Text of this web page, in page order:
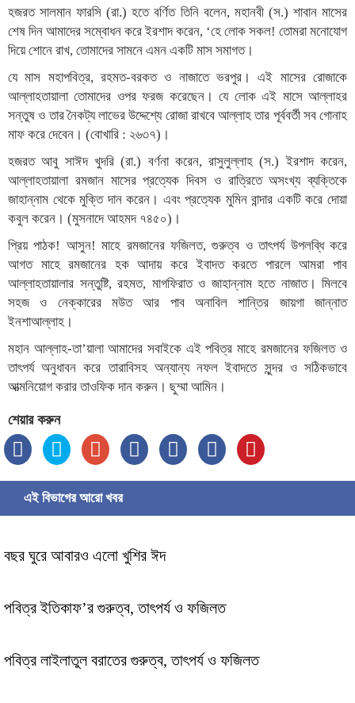
হজরত সালমান ফারসি (রা.) হতে বর্ণিত তিনি বলেন, মহানবী (স.) শাবান মাসের
শেষ দিন আমাদের সম্বোধন করে ইরশাদ করেন, ‘হে লোক সকল! তোমরা মনোযোগ
দিয়ে শোনে রাখ, তোমাদের সামনে এমন একটি মাস সমাগত।
যে মাস মহাপবিত্র, রহমত-বরকত ও নাজাতে ভরপুর। এই মাসের রোজাকে
আল্লাহতায়ালা তোমাদের ওপর ফরজ করেছেন। যে লোক এই মাসে আল্লাহর
সন্তুষ ও তার নৈকট্য লাভের উদ্দেশ্যে রোজা রাখবে আল্লাহ তার পূর্ববর্তী সব গোনাহ
মাফ করে দেবেন। (বোখারি : ২৬৩৭)।
হজরত আবু সাঈদ খুদরি (রা.) বর্ণনা করেন, রাসুলুল্লাহ (স.) ইরশাদ করেন,
আল্লাহতায়ালা রমজান মাসের প্রত্যেক দিবস ও রাত্রিতে অসংখ্য ব্যক্তিকে
জাহান্নাম থেকে মুক্তি দান করেন। এবং প্রত্যেক মুমিন বান্দার একটি করে দোয়া
কবুল করেন। (মুসনাদে আহমদ ৭৪৫০)।
প্রিয় পাঠক! আসুন! মাহে রমজানের ফজিলত, গুরুত্ব ও তাৎপর্য উপলব্ধি করে
আগত মাহে রমজানের হক আদায় করে ইবাদত করতে পারলে আমরা পাব
আল্লাহতায়ালার সন্তুষ্টি, রহমত, মাগফিরাত ও জাহান্নাম হতে নাজাত। মিলবে
সহজ ও নেক্কারের মউত আর পাব অনাবিল শান্তির জায়গা জান্নাত
ইনশাআল্লাহ।
মহান আল্লাহ-তা’য়ালা আমাদের সবাইকে এই পবিত্র মাহে রমজানের ফজিলত ও
তাৎপর্য অনুধাবন করে তারাবিসহ অন্যান্য নফল ইবাদতে সুন্দর ও সঠিকভাবে
আত্মনিয়োগ করার তাওফিক দান করুন। ছুম্মা আমিন।
শেয়ার করুন
এই বিভাগের আরো খবর
বছর ঘুরে আবারও এলো খুশির ঈদ
পবিত্র ইতিকাফ’র গুরুত্ব, তাৎপর্য ও ফজিলত
পবিত্র লাইলাতুল বরাতের গুরুত্ব, তাৎপর্য ও ফজিলত